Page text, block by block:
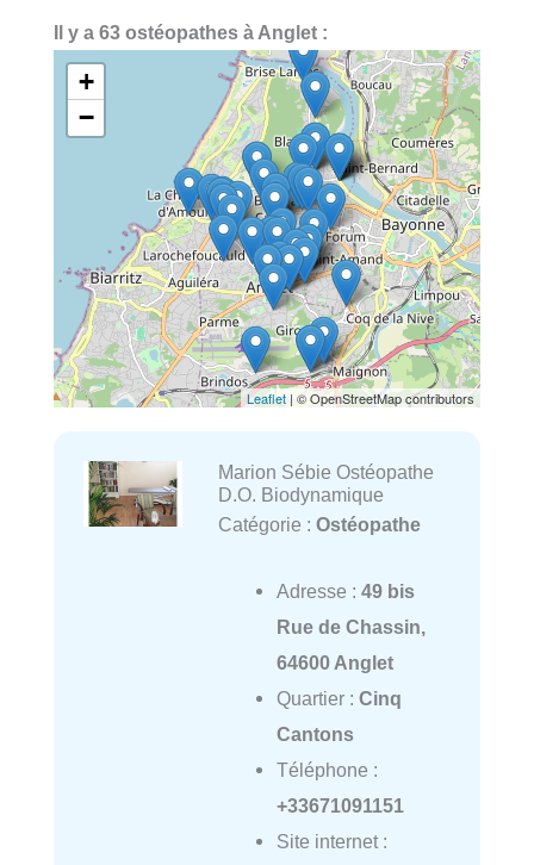
Il y a 63 ostéopathes à Anglet :
+
−
Leaflet | © OpenStreetMap contributors
Marion Sébie Ostéopathe
D.O. Biodynamique
Catégorie : Ostéopathe
Adresse : 49 bis
Rue de Chassin,
64600 Anglet
Quartier : Cinq
Cantons
Téléphone :
+33671091151
Site internet :